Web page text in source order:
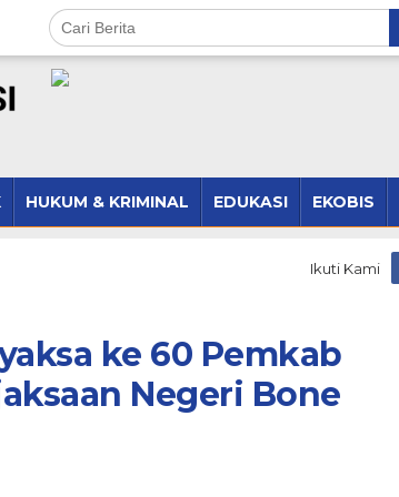
HUKUM & KRIMINAL EDUKASI EKOBIS
Ikuti Kami
ke 60 Pemkab
Negeri Bone